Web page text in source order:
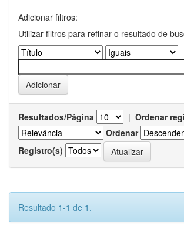
Adicionar filtros:
Utilizar filtros para refinar o resultado de
Resultados/Página | Ordenar
Ordenar
Registro(s)
Resultado 1-1 de 1.